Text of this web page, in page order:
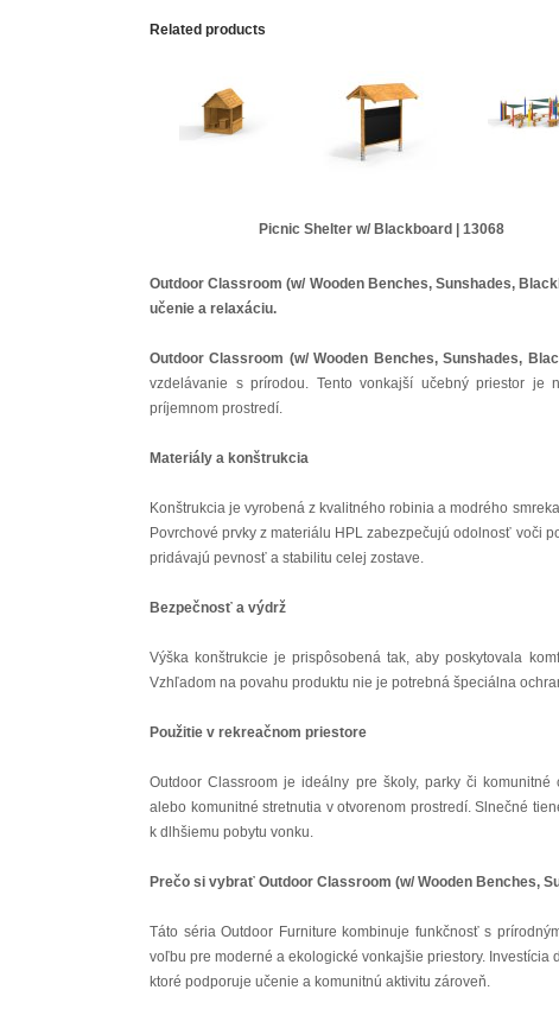
Related products
Picnic Shelter w/ Blackboard | 13068
Outdoor Classroom (w/ Wooden Benches, Sunshades,
učenie a relaxáciu.
Outdoor Classroom (w/ Wooden Benches, Sunshades,
vzdelávanie s prírodou. Tento vonkajší učebný priestor
príjemnom prostredí.
Materiály a konštrukcia
Konštrukcia je vyrobená z kvalitného robinia a modrého
Povrchové prvky z materiálu HPL zabezpečujú odolnosť voči
pridávajú pevnosť a stabilitu celej zostave.
Bezpečnosť a výdrž
Výška konštrukcie je prispôsobená tak, aby poskytovala
Vzhľadom na povahu produktu nie je potrebná špeciálna
Použitie v rekreačnom priestore
Outdoor Classroom je ideálny pre školy, parky či
alebo komunitné stretnutia v otvorenom prostredí. Slnečné
k dlhšiemu pobytu vonku.
Prečo si vybrať Outdoor Classroom (w/ Wooden Benches,
Táto séria Outdoor Furniture kombinuje funkčnosť s
voľbu pre moderné a ekologické vonkajšie priestory.
ktoré podporuje učenie a komunitnú aktivitu zároveň.